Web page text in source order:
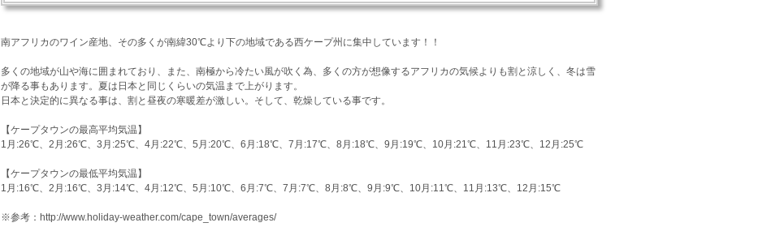
南アフリカのワイン産地、その多くが南緯30℃より下の地域である西ケープ州に集中しています！！
多くの地域が山や海に囲まれており、また、南極から冷たい風が吹く為、多くの方が想像するアフリカの気候よりも割と涼しく、冬は雪
が降る事もあります。夏は日本と同じくらいの気温まで上がります。
日本と決定的に異なる事は、割と昼夜の寒暖差が激しい。そして、乾燥している事です。
【ケープタウンの最高平均気温】
1月:26℃、2月:26℃、3月:25℃、4月:22℃、5月:20℃、6月:18℃、7月:17℃、8月:18℃、9月:19℃、10月:21℃、11月:23℃、12月:25℃
【ケープタウンの最低平均気温】
1月:16℃、2月:16℃、3月:14℃、4月:12℃、5月:10℃、6月:7℃、7月:7℃、8月:8℃、9月:9℃、10月:11℃、11月:13℃、12月:15℃
※参考：http://www.holiday-weather.com/cape_town/averages/